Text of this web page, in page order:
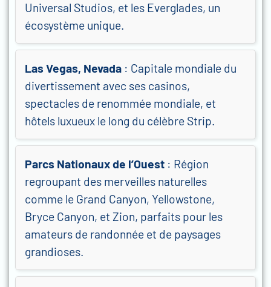
Universal Studios, et les Everglades, un
écosystème unique.
Las Vegas, Nevada : Capitale mondiale du
divertissement avec ses casinos,
spectacles de renommée mondiale, et
hôtels luxueux le long du célèbre Strip.
Parcs Nationaux de l’Ouest : Région
regroupant des merveilles naturelles
comme le Grand Canyon, Yellowstone,
Bryce Canyon, et Zion, parfaits pour les
amateurs de randonnée et de paysages
grandioses.